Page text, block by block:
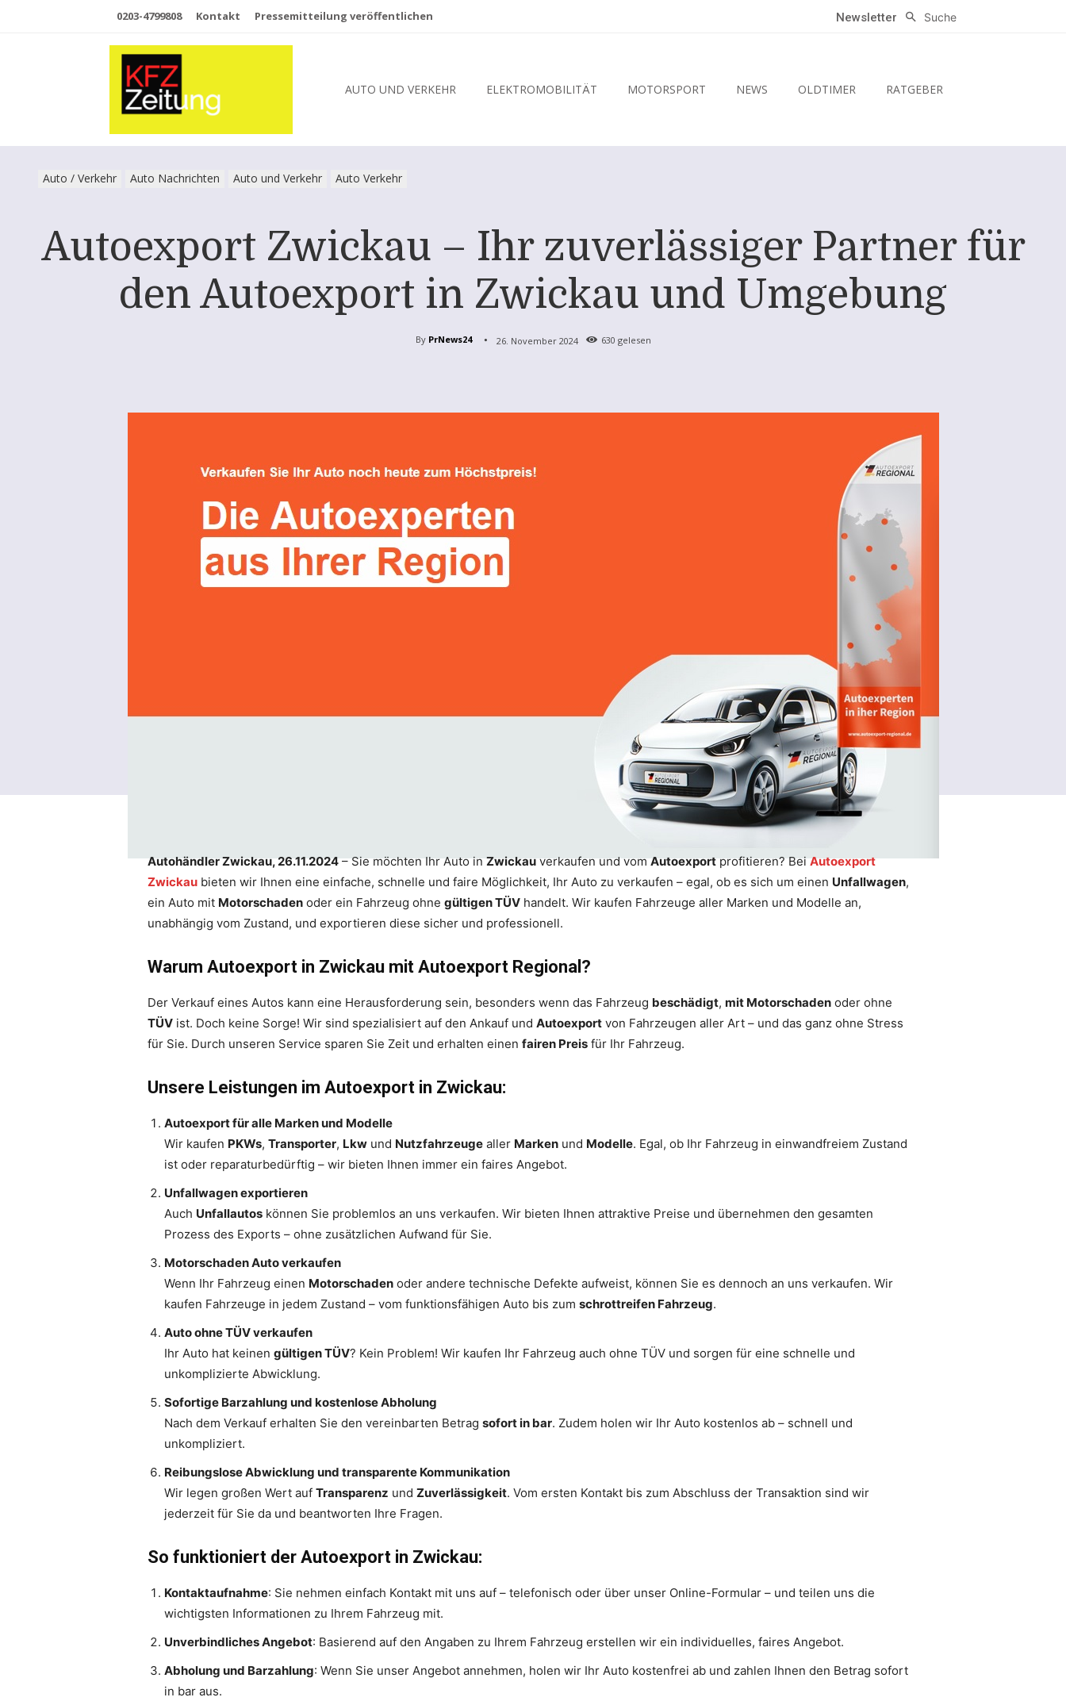
0203-4799808 Kontakt Pressemitteilung veröffentlichen Newsletter Suche
AUTO UND VERKEHR ELEKTROMOBILITÄT MOTORSPORT NEWS OLDTIMER RATGEBER
Auto / Verkehr Auto Nachrichten Auto und Verkehr Auto Verkehr
Autoexport Zwickau – Ihr zuverlässiger Partner für
den Autoexport in Zwickau und Umgebung
By PrNews24 26. November 2024 630 gelesen
Autohändler Zwickau, 26.11.2024– Sie möchten Ihr Auto inZwickauverkaufen und vomAutoexportprofitieren? BeiAutoexport
Zwickau bieten wir Ihnen eine einfache, schnelle und faire Möglichkeit, Ihr Auto zu verkaufen – egal, ob es sich um einen Unfallwagen,
ein Auto mit Motorschaden oder ein Fahrzeug ohne gültigen TÜV handelt. Wir kaufen Fahrzeuge aller Marken und Modelle an,
unabhängig vom Zustand, und exportieren diese sicher und professionell.
Warum Autoexport in Zwickau mit Autoexport Regional?
Der Verkauf eines Autos kann eine Herausforderung sein, besonders wenn das Fahrzeug beschädigt, mit Motorschaden oder ohne
TÜV ist. Doch keine Sorge! Wir sind spezialisiert auf den Ankauf und Autoexport von Fahrzeugen aller Art – und das ganz ohne Stress
für Sie. Durch unseren Service sparen Sie Zeit und erhalten einen fairen Preis für Ihr Fahrzeug.
Unsere Leistungen im Autoexport in Zwickau:
Autoexport für alle Marken und Modelle
Wir kaufen PKWs, Transporter, Lkw und Nutzfahrzeuge aller Marken und Modelle. Egal, ob Ihr Fahrzeug in einwandfreiem Zustand
ist oder reparaturbedürftig – wir bieten Ihnen immer ein faires Angebot.
Unfallwagen exportieren
Auch Unfallautos können Sie problemlos an uns verkaufen. Wir bieten Ihnen attraktive Preise und übernehmen den gesamten
Prozess des Exports – ohne zusätzlichen Aufwand für Sie.
Motorschaden Auto verkaufen
Wenn Ihr Fahrzeug einen Motorschaden oder andere technische Defekte aufweist, können Sie es dennoch an uns verkaufen. Wir
kaufen Fahrzeuge in jedem Zustand – vom funktionsfähigen Auto bis zum schrottreifen Fahrzeug.
Auto ohne TÜV verkaufen
Ihr Auto hat keinen gültigen TÜV? Kein Problem! Wir kaufen Ihr Fahrzeug auch ohne TÜV und sorgen für eine schnelle und
unkomplizierte Abwicklung.
Sofortige Barzahlung und kostenlose Abholung
Nach dem Verkauf erhalten Sie den vereinbarten Betrag sofort in bar. Zudem holen wir Ihr Auto kostenlos ab – schnell und
unkompliziert.
Reibungslose Abwicklung und transparente Kommunikation
Wir legen großen Wert auf Transparenz und Zuverlässigkeit. Vom ersten Kontakt bis zum Abschluss der Transaktion sind wir
jederzeit für Sie da und beantworten Ihre Fragen.
So funktioniert der Autoexport in Zwickau:
Kontaktaufnahme: Sie nehmen einfach Kontakt mit uns auf – telefonisch oder über unser Online-Formular – und teilen uns die
wichtigsten Informationen zu Ihrem Fahrzeug mit.
Unverbindliches Angebot: Basierend auf den Angaben zu Ihrem Fahrzeug erstellen wir ein individuelles, faires Angebot.
Abholung und Barzahlung: Wenn Sie unser Angebot annehmen, holen wir Ihr Auto kostenfrei ab und zahlen Ihnen den Betrag sofort
in bar aus.